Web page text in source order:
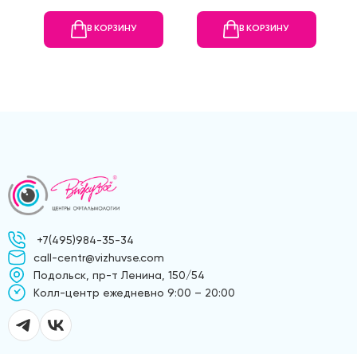
В КОРЗИНУ В КОРЗИНУ
+7(495)984-35-34
call-centr@vizhuvse.com
Подольск, пр-т Ленина, 150/54
Kолл-центр ежедневно 9:00 – 20:00